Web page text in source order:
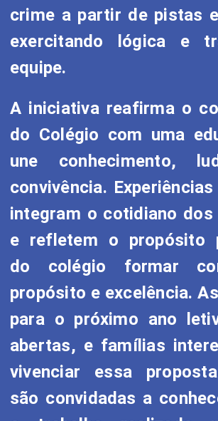
crime a partir de pistas
exercitando lógica e
equipe.
A iniciativa reafirma o
do Colégio com uma
une conhecimento,
convivência.
integram o cotidiano dos
e refletem o propósito
do colégio formar
propósito e excelência.
para o próximo ano
abertas, e famílias
vivenciar essa
são convidadas a